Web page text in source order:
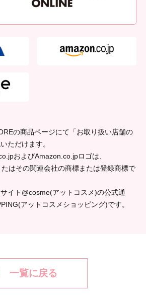
添ポリデセン、水添ポリイソブテン、
、トリエチルヘキサノイン、水添（ス
）コポリマー、香料、ジメチルシリル
ーモンド油、BG、モモ葉エキス
の商品ページにて「お取り扱い店舗の
ただけます。
およびAmazon.co.jpロゴは、
はその関連会社の商標または登録商標で
イト@cosme(アットコスメ)の公式通
アットコスメショッピング)です。
一覧に戻る